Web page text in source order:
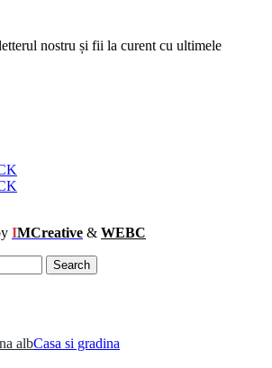
nostru și fii la curent cu ultimele
IMCreative & WEBC
Search
Casa si gradina